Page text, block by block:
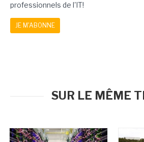
professionnels de l'IT!
JE M'ABONNE
SUR LE MÊME